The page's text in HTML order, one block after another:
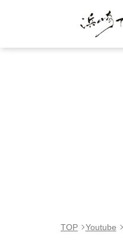
TOP Youtube